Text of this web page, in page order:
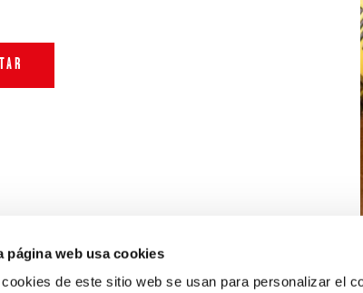
página web usa cookies
de este sitio web se usan para personalizar el